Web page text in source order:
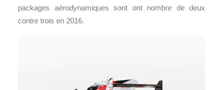
packages aérodynamiques sont ont nombre de deux
contre trois en 2016.